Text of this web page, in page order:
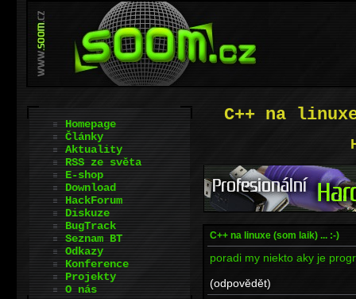
C++ na
C++ na linuxe (som laik) ... :-)
poradi my niekto aky je
(odpovědět)
Homepage
Články
Aktuality
RSS ze světa
E-shop
Download
HackForum
Diskuze
BugTrack
Seznam BT
Odkazy
Konference
Projekty
O nás